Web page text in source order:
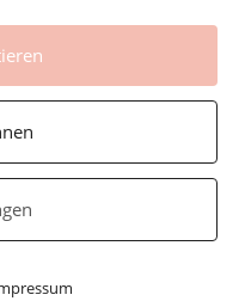
die sehr bekannt ist.
schnell erlernbar und